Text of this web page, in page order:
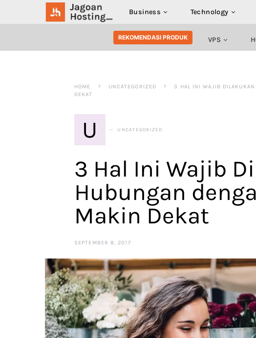
Business Technology
SEARCH FOR:
REKOMENDASI PRODUK VPS
HOME UNCATEGORIZED
3 HAL INI WAJIB DILAKUKAN
DEKAT
U UNCATEGORIZED
3 Hal Ini Wajib
Hubungan
Makin Dekat
SEPTEMBER 8, 2017